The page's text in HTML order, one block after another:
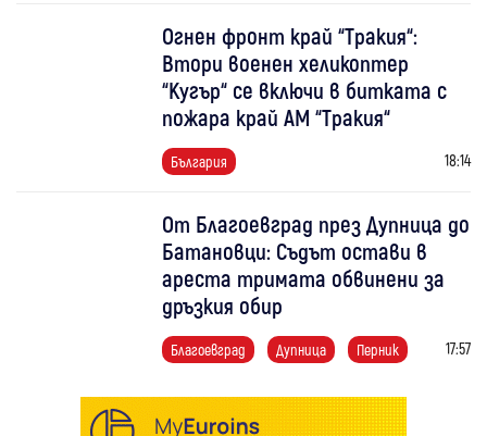
Огнен фронт край “Тракия“:
Втори военен хеликоптер
“Кугър“ се включи в битката с
пожара край АМ “Тракия“
България 18:14
От Благоевград през Дупница до
Батановци: Съдът остави в
ареста тримата обвинени за
дръзкия обир
Благоевград Дупница Перник 17:57